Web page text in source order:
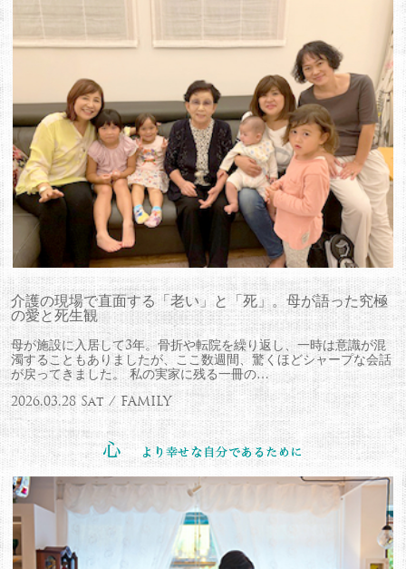
介護の現場で直面する「老い」と「死」。母が語った究極
の愛と死生観
母が施設に入居して3年。骨折や転院を繰り返し、一時は意識が混
濁することもありましたが、ここ数週間、驚くほどシャープな会話
が戻ってきました。 私の実家に残る一冊の…
2026.03.28 Sat / FAMILY